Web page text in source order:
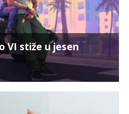
VI stiže u jesen